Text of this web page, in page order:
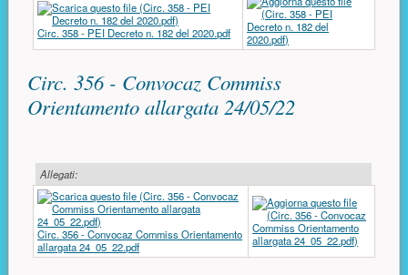
Circ. 358 - PEI Decreto n. 182 del 2020.pdf
Circ. 356 - Convocaz Commiss
Orientamento allargata 24/05/22
Allegati:
Circ. 356 - Convocaz Commiss Orientamento
allargata 24_05_22.pdf